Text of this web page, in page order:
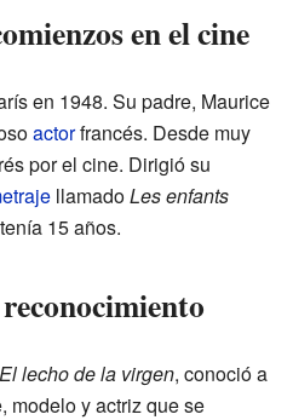
en el cine
en 1948. Su padre, Maurice
actorfrancés. Desde muy
por el cine. Dirigió su
llamadoLes enfants
15 años.
El lecho de la virgen, conoció a
modelo y actriz que se